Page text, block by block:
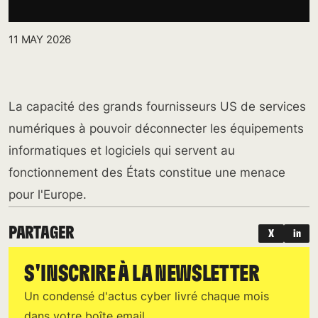
11 MAY 2026
La capacité des grands fournisseurs US de services
numériques à pouvoir déconnecter les équipements
informatiques et logiciels qui servent au
fonctionnement des États constitue une menace
pour l'Europe.
PARTAGER X in
S'INSCRIRE À LA NEWSLETTER
Un condensé d'actus cyber livré chaque mois